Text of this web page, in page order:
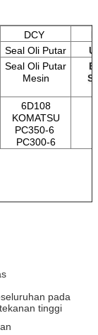
DCY
Seal Oli Putar
Seal Oli Putar
Mesin
6D108
KOMATSU
PC350-6
PC300-6
pada
tinggi